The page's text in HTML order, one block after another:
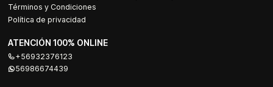
Términos y Condiciones
Política de privacidad
ATENCIÓN 100% ONLINE
+56932376123
56986674439